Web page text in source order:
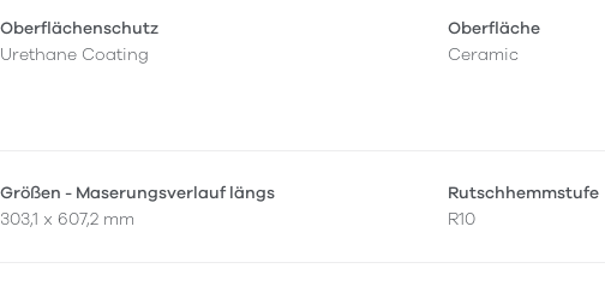
Oberflächenschutz
Urethane Coating
Oberfläche
Ceramic
Größen - Maserungsverlauf längs
303,1 x 607,2 mm
Rutschhemmstufe
R10